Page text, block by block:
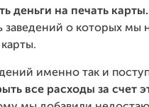
деньги на печать
заведений о которых мы
именно так и
все расходы за счет